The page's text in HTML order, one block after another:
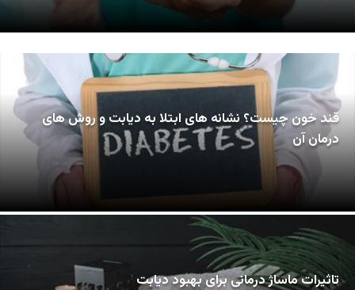
قند خون چیست؟ نشانه های ابتلا به دیابت و روش های
درمان آن
تاثیرات ماساژ درمانی برای بهبود دیابت